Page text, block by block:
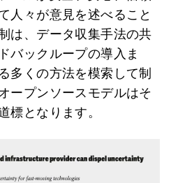
人々が意見を述べること
は、データ収集手法の共
バックループの導入ま
多くの方法を模索して制
ープンソースモデルはそ
標となります。